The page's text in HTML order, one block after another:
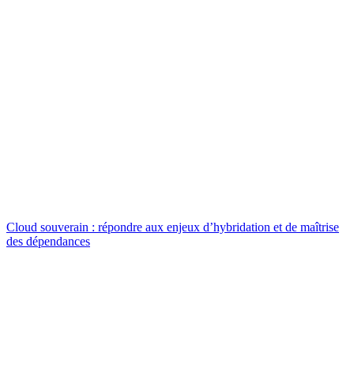
Cloud souverain : répondre aux enjeux d’hybridation et de maîtrise
des dépendances